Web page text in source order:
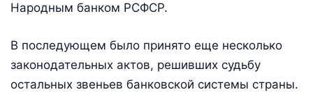
Народным банком РСФСР.
В последующем было принято еще несколько
законодательных актов, решивших судьбу
остальных звеньев банковской системы страны.